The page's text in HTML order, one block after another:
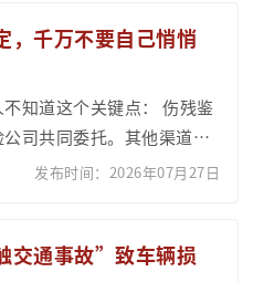
，千万不要自己悄悄
知道这个关键点： 伤残鉴
司共同委托。其他渠道的
自己找机构，自己掏钱做的
发布时间：2026年07月27日
交通事故”致车辆损